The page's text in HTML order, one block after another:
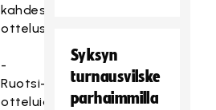
kahdessa
ottelussa.
-
Ruotsi-
otteluiden
Syksyn
turnausvilske
parhaimmilla